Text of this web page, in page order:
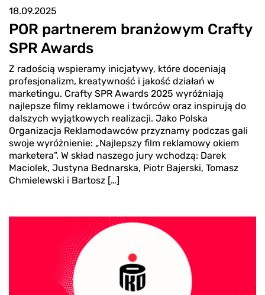
18.09.2025
POR partnerem branżowym Crafty
SPR Awards
Z radością wspieramy inicjatywy, które doceniają
profesjonalizm, kreatywność i jakość działań w
marketingu. Crafty SPR Awards 2025 wyróżniają
najlepsze filmy reklamowe i twórców oraz inspirują do
dalszych wyjątkowych realizacji. Jako Polska
Organizacja Reklamodawców przyznamy podczas gali
swoje wyróżnienie: „Najlepszy film reklamowy okiem
marketera”. W skład naszego jury wchodzą: Darek
Maciolek, Justyna Bednarska, Piotr Bajerski, Tomasz
Chmielewski i Bartosz […]